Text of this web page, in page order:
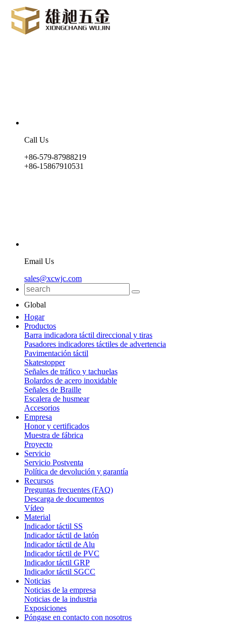
Call Us
+86-579-87988219
+86-15867910531
Email Us
sales@xcwjc.com
Global
Hogar
Productos
Barra indicadora táctil direccional y tiras
Pasadores indicadores táctiles de advertencia
Pavimentación táctil
Skatestopper
Señales de tráfico y tachuelas
Bolardos de acero inoxidable
Señales de Braille
Escalera de husmear
Accesorios
Empresa
Honor y certificados
Muestra de fábrica
Proyecto
Servicio
Servicio Postventa
Política de devolución y garantía
Recursos
Preguntas frecuentes (FAQ)
Descarga de documentos
Vídeo
Material
Indicador táctil SS
Indicador táctil de latón
Indicador táctil de Alu
Indicador táctil de PVC
Indicador táctil GRP
Indicador táctil SGCC
Noticias
Noticias de la empresa
Noticias de la industria
Exposiciones
Póngase en contacto con nosotros